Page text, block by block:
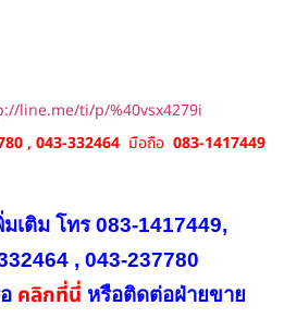
line.me/ti/p/%40vsx4279i
, 043-332464 มือถือ 083-1417449
เติม โทร 083-1417449,
, 043-237780
คลิกที่นี่ หรือติดต่อฝ่ายขาย